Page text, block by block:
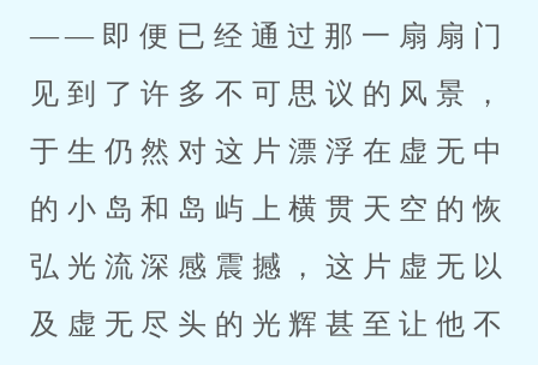
——即便已经通过那一扇扇门
见到了许多不可思议的风景，
于生仍然对这片漂浮在虚无中
的小岛和岛屿上横贯天空的恢
弘光流深感震撼，这片虚无以
及虚无尽头的光辉甚至让他不